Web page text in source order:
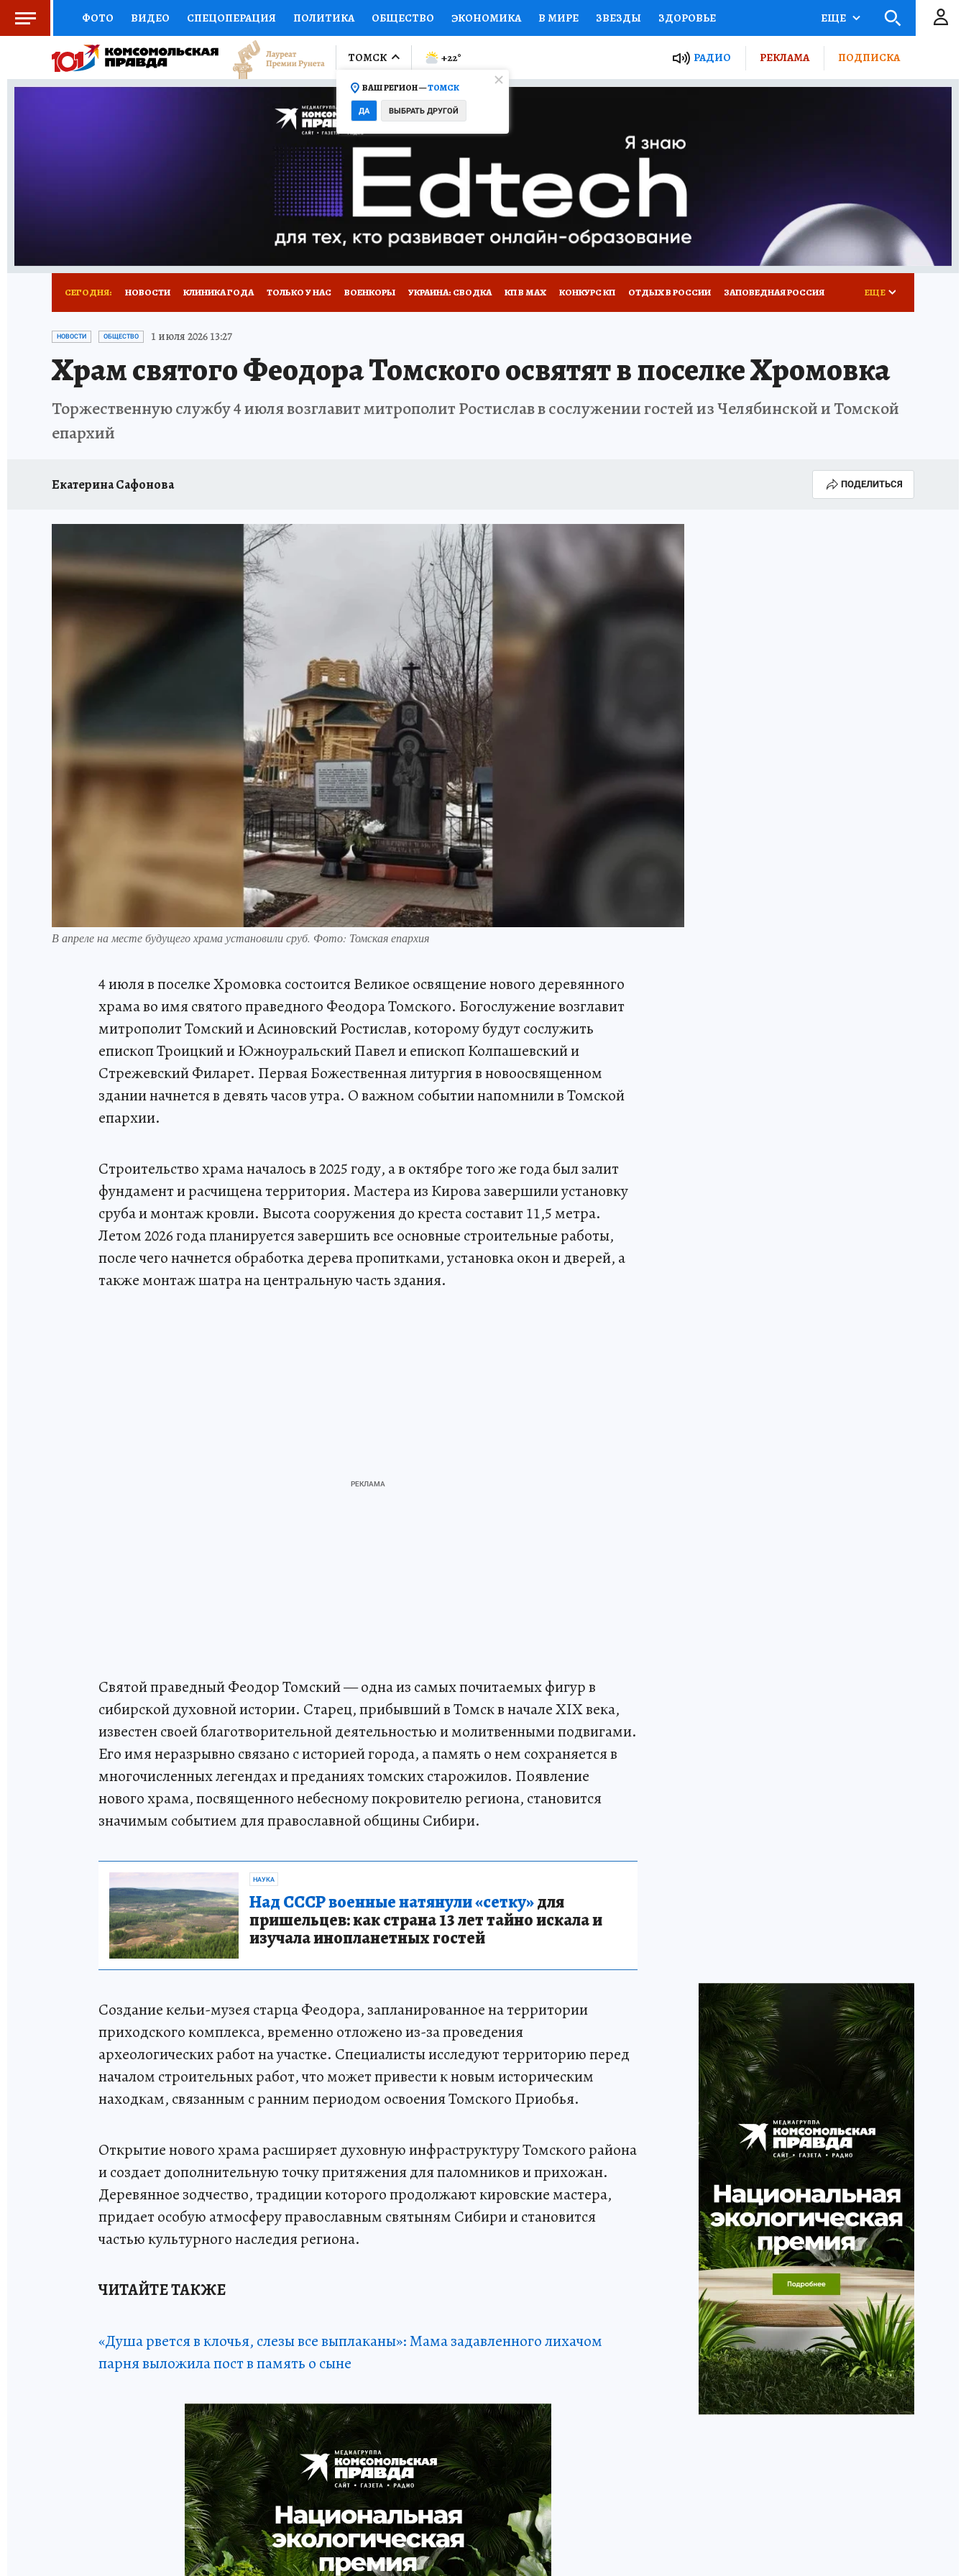
ФОТО ВИДЕО СПЕЦОПЕРАЦИЯ ПОЛИТИКА ОБЩЕСТВО ЭКОНОМИКА В МИРЕ ЗВЕЗДЫ ЗДОРОВЬЕ
СОЦПОДДЕРЖКА НАУКА СПОРТ КОЛУМНИСТЫ ПРОИСШЕСТВИЯ НАЦИОНАЛЬНЫЕ ПРОЕКТЫ РОССИИ
ВЫБОР ЭКСПЕРТОВ ДОКТОР ФИНАНСЫ ОТКРЫВАЕМ МИР Я ЗНАЮ СЕМЬЯ ЖЕНСКИЕ СЕКРЕТЫ ПУТЕВОДИТЕЛЬ
ПРОГНОЗЫ НА СПОРТ ПРОМОКОДЫ СЕРИАЛЫ
ТЕЛЕВИЗОР КОЛЛЕКЦИИ КОНКУРСЫ ГИД ПОТРЕБИТЕЛЯ
НОВОЕ НА САЙТЕ
ЕЩЕ
ТОМСК
ВАШ РЕГИОН —ТОМСК
ДА ВЫБРАТЬ ДРУГОЙ
+22° РАДИО РЕКЛАМА ПОДПИСКА
СЕГОДНЯ: НОВОСТИ КЛИНИКА ГОДА ТОЛЬКО У НАС ВОЕНКОРЫ УКРАИНА: СВОДКА КП В МАХ КОНКУРС КП ОТДЫХ В РОССИИ ЗАПОВЕДНАЯ РОССИЯ
ПРОИСШЕСТВИЯ АФИША
ЕЩЕ
НОВОСТИ ОБЩЕСТВО 1 июля 2026 13:27
Храм святого Феодора Томского освятят в поселке Хромовка
Торжественную службу 4 июля возглавит митрополит Ростислав в сослужении гостей из Челябинской и Томской
епархий
Екатерина Сафонова ПОДЕЛИТЬСЯ
В апреле на месте будущего храма установили сруб. Фото: Томская епархия
4 июля в поселке Хромовка состоится Великое освящение нового деревянного
храма во имя святого праведного Феодора Томского. Богослужение возглавит
митрополит Томский и Асиновский Ростислав, которому будут сослужить
епископ Троицкий и Южноуральский Павел и епископ Колпашевский и
Стрежевский Филарет. Первая Божественная литургия в новоосвященном
здании начнется в девять часов утра. О важном событии напомнили в Томской
епархии.
Строительство храма началось в 2025 году, а в октябре того же года был залит
фундамент и расчищена территория. Мастера из Кирова завершили установку
сруба и монтаж кровли. Высота сооружения до креста составит 11,5 метра.
Летом 2026 года планируется завершить все основные строительные работы,
после чего начнется обработка дерева пропитками, установка окон и дверей, а
также монтаж шатра на центральную часть здания.
Святой праведный Феодор Томский — одна из самых почитаемых фигур в
сибирской духовной истории. Старец, прибывший в Томск в начале XIX века,
известен своей благотворительной деятельностью и молитвенными подвигами.
Его имя неразрывно связано с историей города, а память о нем сохраняется в
многочисленных легендах и преданиях томских старожилов. Появление
нового храма, посвященного небесному покровителю региона, становится
значимым событием для православной общины Сибири.
НАУКА
Над СССР военные натянули «сетку»для
пришельцев: как страна 13 лет тайно искала и
изучала инопланетных гостей
Создание кельи-музея старца Феодора, запланированное на территории
приходского комплекса, временно отложено из-за проведения
археологических работ на участке. Специалисты исследуют территорию перед
началом строительных работ, что может привести к новым историческим
находкам, связанным с ранним периодом освоения Томского Приобья.
Открытие нового храма расширяет духовную инфраструктуру Томского района
и создает дополнительную точку притяжения для паломников и прихожан.
Деревянное зодчество, традиции которого продолжают кировские мастера,
придает особую атмосферу православным святыням Сибири и становится
частью культурного наследия региона.
ЧИТАЙТЕ ТАКЖЕ
«Душа рвется в клочья, слезы все выплаканы»: Мама задавленного лихачом
парня выложила пост в память о сыне